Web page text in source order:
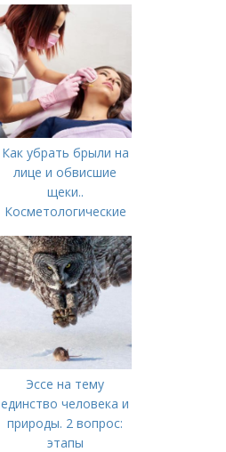
Как убрать брыли на
лице и обвисшие
щеки..
Косметологические
Эссе на тему
единство человека и
природы. 2 вопрос:
этапы